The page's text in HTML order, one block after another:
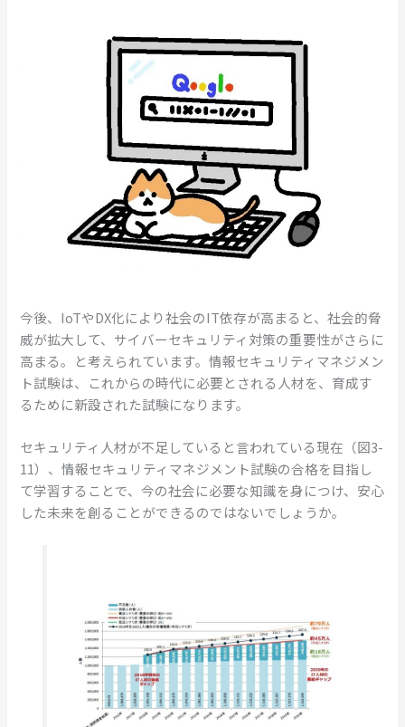
今後、IoTやDX化により社会のIT依存が高まると、社会的脅
威が拡大して、サイバーセキュリティ対策の重要性がさらに
高まる。と考えられています。情報セキュリティマネジメン
ト試験は、これからの時代に必要とされる人材を、育成す
るために新設された試験になります。
セキュリティ人材が不足していると言われている現在（図3-
11）、情報セキュリティマネジメント試験の合格を目指し
て学習することで、今の社会に必要な知識を身につけ、安心
した未来を創ることができるのではないでしょうか。